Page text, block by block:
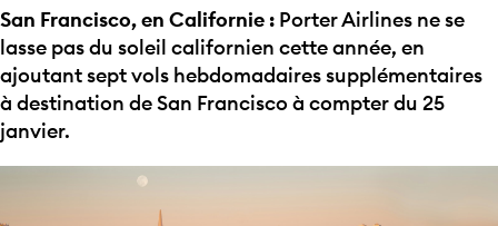
San Francisco, en Californie : Porter Airlines ne se
lasse pas du soleil californien cette année, en
ajoutant sept vols hebdomadaires supplémentaires
à destination de San Francisco à compter du 25
janvier.